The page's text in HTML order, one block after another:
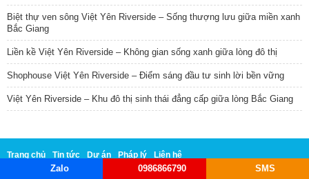
Biệt thự ven sông Việt Yên Riverside – Sống thượng lưu giữa miền xanh
Bắc Giang
Liền kề Việt Yên Riverside – Không gian sống xanh giữa lòng đô thị
Shophouse Việt Yên Riverside – Điểm sáng đầu tư sinh lời bền vững
Việt Yên Riverside – Khu đô thị sinh thái đẳng cấp giữa lòng Bắc Giang
Trang chủ Tin tức Dự án Pháp lý Liên hệ
Zalo 0986866790 SMS